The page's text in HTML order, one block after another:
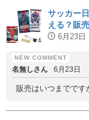
サッカー
える？販
6月23日
名無しさん 6月23日
販売はいつまでです